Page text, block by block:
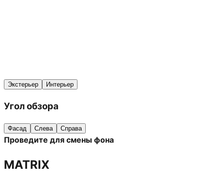
Экстерьер Интерьер
Угол обзора
Фасад Слева Справа
Проведите для смены фона
MATRIX